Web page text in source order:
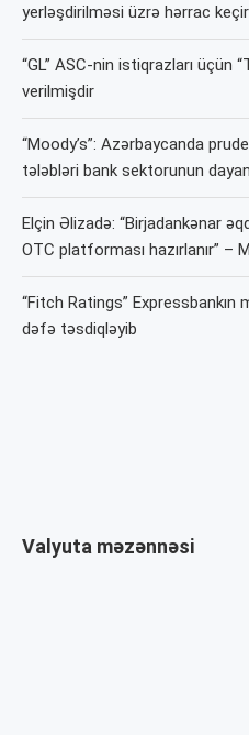
yerləşdirilməsi üzrə hərrac
“GL” ASC-nin istiqrazları üçün
verilmişdir
“Moody’s”: Azərbaycanda
tələbləri bank sektorunun
Elçin Əlizadə: “Birjadankənar
OTC platforması hazırlanır” –
“Fitch Ratings”
dəfə təsdiqləyib
Valyuta məzənnəsi